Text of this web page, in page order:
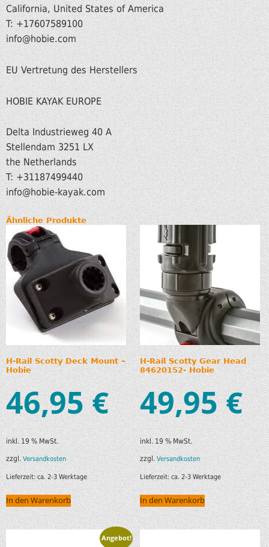
California, United States of America
T: +17607589100
info@hobie.com
EU Vertretung des Herstellers
HOBIE KAYAK EUROPE
Delta Industrieweg 40 A
Stellendam 3251 LX
the Netherlands
T: +31187499440
info@hobie-kayak.com
Ähnliche Produkte
H-Rail Scotty Deck Mount –
Hobie
46,95€
inkl. 19 % MwSt.
zzgl.Versandkosten
Lieferzeit:ca. 2-3 Werktage
In den Warenkorb
H-Rail Scotty Gear Head
84620152- Hobie
49,95€
inkl. 19 % MwSt.
zzgl.Versandkosten
Lieferzeit:ca. 2-3 Werktage
In den Warenkorb
Angebot!